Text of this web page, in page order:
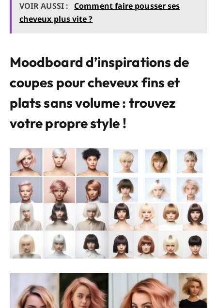
VOIR AUSSI :
Comment faire pousser ses
cheveux plus vite ?
Moodboard d’inspirations de
coupes pour cheveux fins et
plats sans volume : trouvez
votre propre style !